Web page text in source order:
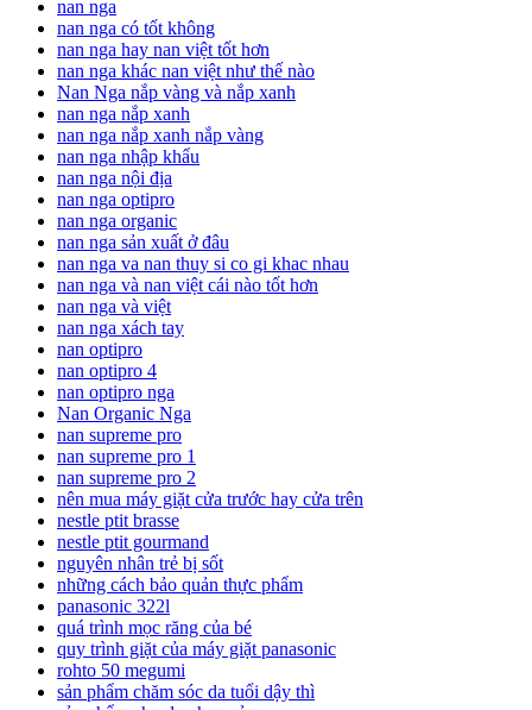
nan nga
nan nga có tốt không
nan nga hay nan việt tốt hơn
nan nga khác nan việt như thế nào
Nan Nga nắp vàng và nắp xanh
nan nga nắp xanh
nan nga nắp xanh nắp vàng
nan nga nhập khẩu
nan nga nội địa
nan nga optipro
nan nga organic
nan nga sản xuất ở đâu
nan nga va nan thuy si co gi khac nhau
nan nga và nan việt cái nào tốt hơn
nan nga và việt
nan nga xách tay
nan optipro
nan optipro 4
nan optipro nga
Nan Organic Nga
nan supreme pro
nan supreme pro 1
nan supreme pro 2
nên mua máy giặt cửa trước hay cửa trên
nestle ptit brasse
nestle ptit gourmand
nguyên nhân trẻ bị sốt
những cách bảo quản thực phẩm
panasonic 322l
quá trình mọc răng của bé
quy trình giặt của máy giặt panasonic
rohto 50 megumi
sản phẩm chăm sóc da tuổi dậy thì